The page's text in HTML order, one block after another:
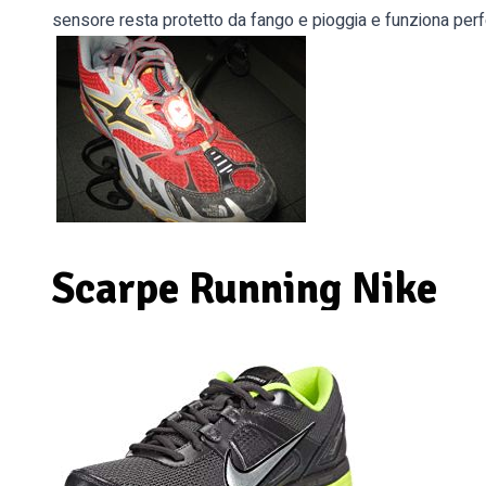
sensore resta protetto da fango e pioggia e funziona
Scarpe Running Nike